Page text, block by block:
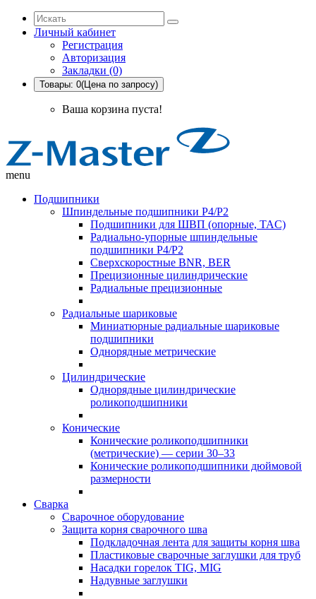
Личный кабинет
Регистрация
Авторизация
Закладки (0)
Товары: 0(Цена по запросу)
Ваша корзина пуста!
menu
Подшипники
Шпиндельные подшипники P4/P2
Подшипники для ШВП (опорные, TAC)
Радиально-упорные шпиндельные
подшипники P4/P2
Сверхскоростные BNR, BER
Прецизионные цилиндрические
Радиальные прецизионные
Радиальные шариковые
Миниатюрные радиальные шариковые
подшипники
Однорядные метрические
Цилиндрические
Однорядные цилиндрические
роликоподшипники
Конические
Конические роликоподшипники
(метрические) — серии 30–33
Конические роликоподшипники дюймовой
размерности
Сварка
Сварочное оборудование
Защита корня сварочного шва
Подкладочная лента для защиты корня шва
Пластиковые сварочные заглушки для труб
Насадки горелок TIG, MIG
Надувные заглушки